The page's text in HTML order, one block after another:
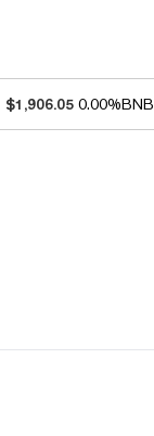
$1,906.05 0.00%BNB